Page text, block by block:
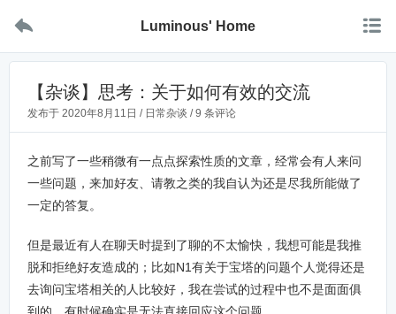
 Luminous' Home 
【杂谈】思考：关于如何有效的交流
发布于 2020年8月11日 / 日常杂谈 /9 条评论
之前写了一些稍微有一点点探索性质的文章，经常会有人来问
一些问题，来加好友、请教之类的我自认为还是尽我所能做了
一定的答复。
但是最近有人在聊天时提到了聊的不太愉快，我想可能是我推
脱和拒绝好友造成的；比如N1有关于宝塔的问题个人觉得还是
去询问宝塔相关的人比较好，我在尝试的过程中也不是面面俱